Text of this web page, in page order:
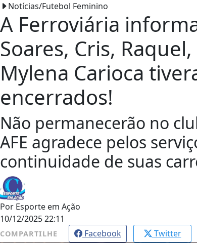
Notícias/Futebol Feminino
A Ferroviária
Soares, Cris,
Mylena Carioca
encerrados!
Não permanecerão no
AFE agradece pelos
continuidade de suas
Por Esporte em Ação
10/12/2025 22:11
COMPARTILHE Facebook Twitter